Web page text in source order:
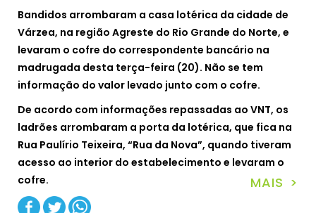
Bandidos arrombaram a casa lotérica da cidade de
Várzea, na região Agreste do Rio Grande do Norte, e
levaram o cofre do correspondente bancário na
madrugada desta terça-feira (20). Não se tem
informação do valor levado junto com o cofre.
De acordo com informações repassadas ao VNT, os
ladrões arrombaram a porta da lotérica, que fica na
Rua Paulírio Teixeira, “Rua da Nova”, quando tiveram
acesso ao interior do estabelecimento e levaram o
cofre.
MAIS >